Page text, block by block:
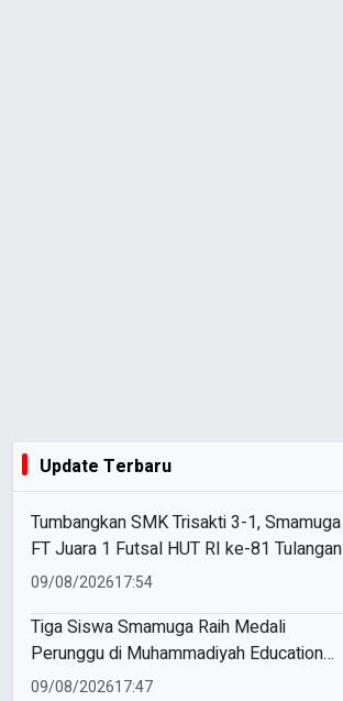
Update Terbaru
Tumbangkan SMK Trisakti 3-1, Smamuga
FT Juara 1 Futsal HUT RI ke-81 Tulangan
09/08/202617:54
Tiga Siswa Smamuga Raih Medali
Perunggu di Muhammadiyah Education
Awards 2026
09/08/202617:47